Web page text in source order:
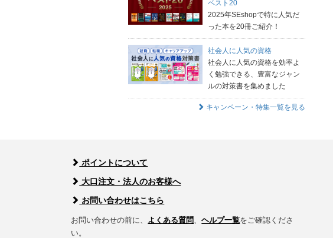
ベスト20
2025年SEshopで特に人気だ
った本を20冊ご紹介！
社会人に人気の資格
社会人に人気の資格を効率よ
く勉強できる、豊富なジャン
ルの対策書を集めました
キャンペーン・特集一覧を見る
ポイントについて
大口注文・法人のお客様へ
お問い合わせはこちら
お問い合わせの前に、 よくある質問、ヘルプ一覧をご確認くださ
い。